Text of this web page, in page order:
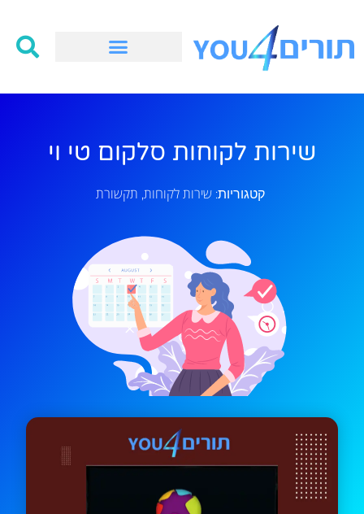
שירות לקוחות סלקום טי וי
קטגוריות: שירות לקוחות, תקשורת